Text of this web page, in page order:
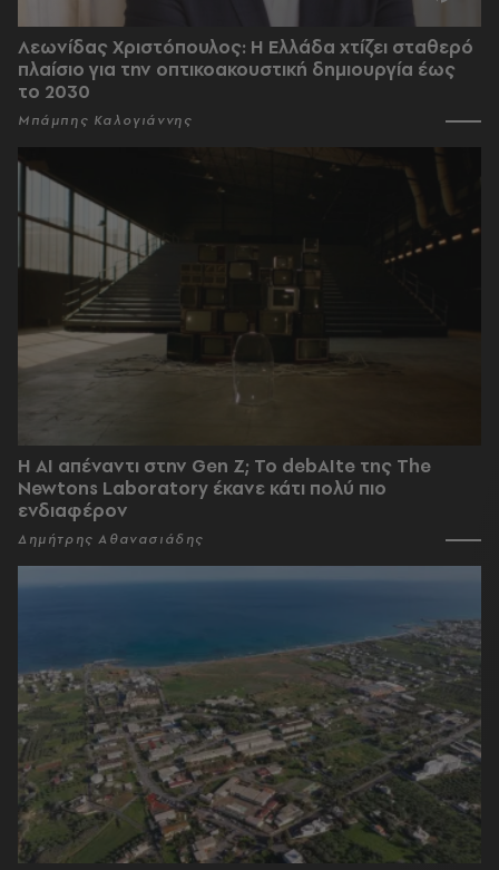
Λεωνίδας Χριστόπουλος: Η Ελλάδα χτίζει σταθερό
πλαίσιο για την οπτικοακουστική δημιουργία έως
το 2030
Μπάμπης Καλογιάννης
Η AI απέναντι στην Gen Z; Το debAIte της The
Newtons Laboratory έκανε κάτι πολύ πιο
ενδιαφέρον
Δημήτρης Αθανασιάδης